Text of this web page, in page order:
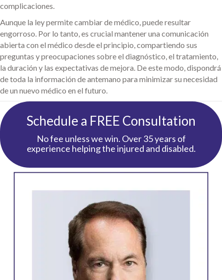
complicaciones.
Aunque la ley permite cambiar de médico, puede resultar
engorroso. Por lo tanto, es crucial mantener una comunicación
abierta con el médico desde el principio, compartiendo sus
preguntas y preocupaciones sobre el diagnóstico, el tratamiento,
la duración y las expectativas de mejora. De este modo, dispondrá
de toda la información de antemano para minimizar su necesidad
de un nuevo médico en el futuro.
Schedule a FREE Consultation
No fee unless we win. Over 35 years of
experience helping the injured and disabled.